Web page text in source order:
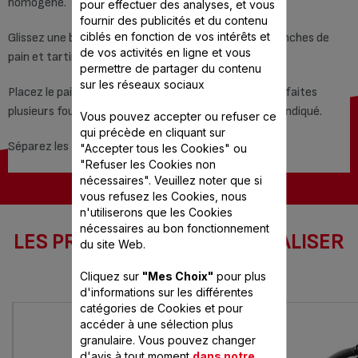
Glissez une belle noix de beurre au persil entre les tranches de
pain et tartinez délicatement.
Placez le pain dans la cuve de votre ActiFry (si besoin faites
plusieurs fournées). Lancez la cuisson selon le temps indiqué.
Séparez les tranches de pain et servez aussitôt.
LES PRODUITS SEB POUR RÉALISER
pour effectuer des analyses, et vous
fournir des publicités et du contenu
ciblés en fonction de vos intérêts et
de vos activités en ligne et vous
permettre de partager du contenu
sur les réseaux sociaux
Vous pouvez accepter ou refuser ce
qui précède en cliquant sur
"Accepter tous les Cookies" ou
"Refuser les Cookies non
nécessaires". Veuillez noter que si
vous refusez les Cookies, nous
n'utiliserons que les Cookies
nécessaires au bon fonctionnement
du site Web.
Cliquez sur "Mes Choix" pour plus
d'informations sur les différentes
catégories de Cookies et pour
accéder à une sélection plus
granulaire. Vous pouvez changer
d'avis à tout moment dans notre